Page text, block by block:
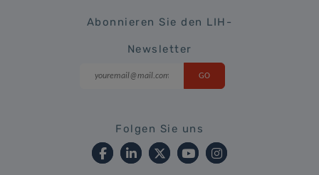
Abonnieren Sie den LIH-
Newsletter
Folgen Sie uns